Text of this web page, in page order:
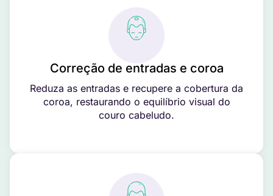
Correção de entradas e coroa
Reduza as entradas e recupere a cobertura da
coroa, restaurando o equilíbrio visual do
couro cabeludo.